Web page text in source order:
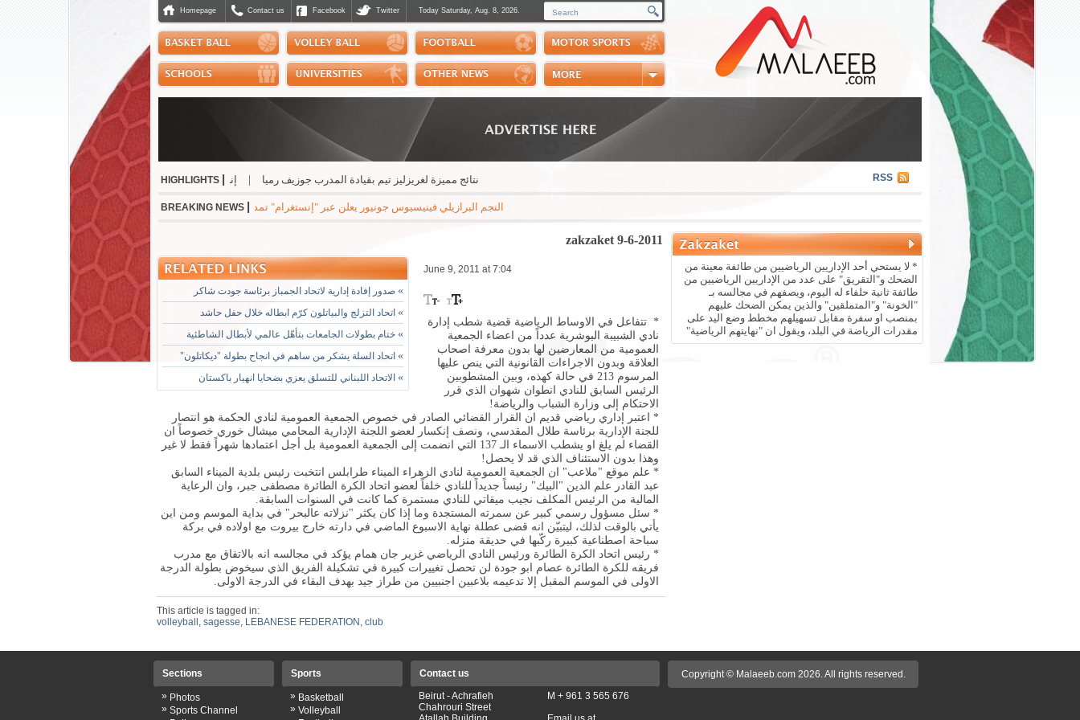
Homepage Contact us Facebook Twitter Today Saturday, Aug. 8, 2026.
Polls
Scores
Handball
HIGHLIGHTS |
إنجاز مشرّف للبنان دولياً في رياضة الجوجيتسو | نتائج مميزة لغريزليز تيم بقيادة المدرب جوزيف رميا RSS
BREAKING NEWS |
النجم البرازيلي فينيسيوس جونيور يعلن عبر "إنستغرام" تمديد عقده مع ريال مدريد الاسباني لست سنوات مقبلة براتب سنوي بقيمة 24
zakzaket 9-6-2011
» صدور إفادة إدارية لاتحاد الجمباز برئاسة جودت شاكر
» اتحاد التزلج والبياتلون كرّم ابطاله خلال حفل حاشد
» ختام بطولات الجامعات بتأهّل عالمي لأبطال الشاطئية
» اتحاد السلة يشكر من ساهم في انجاح بطولة "ديكاتلون"
» الاتحاد اللبناني للتسلق يعزي بضحايا انهيار باكستان
June 9, 2011 at 7:04
* تتفاعل في الاوساط الرياضية قضية شطب إدارة
نادي الشبيبة البوشرية عدداً من اعضاء الجمعية
العمومية من المعارضين لها بدون معرفة اصحاب
العلاقة وبدون الاجراءات القانونية التي ينص عليها
المرسوم 213 في حالة كهذه، وبين المشطوبين
الرئيس السابق للنادي انطوان شهوان الذي قرر
الاحتكام إلى وزارة الشباب والرياضة!
* اعتبر إداري رياضي قديم ان القرار القضائي الصادر في خصوص الجمعية العمومية لنادي الحكمة هو انتصار
للجنة الإدارية برئاسة طلال المقدسي، ونصف إنكسار لعضو اللجنة الإدارية المحامي ميشال خوري خصوصاً ان
القضاء لم يلغ او يشطب الاسماء الـ 137 التي انضمت إلى الجمعية العمومية بل أجل اعتمادها شهراً فقط لا غير
وهذا بدون الاستئناف الذي قد لا يحصل!
* علم موقع "ملاعب" ان الجمعية العمومية لنادي الزهراء الميناء طرابلس انتخبت رئيس بلدية الميناء السابق
عبد القادر علم الدين "البيك" رئيساً جديداً للنادي خلفاً لعضو اتحاد الكرة الطائرة مصطفى جبر، وان الرعاية
المالية من الرئيس المكلف نجيب ميقاتي للنادي مستمرة كما كانت في السنوات السابقة.
* سئل مسؤول رسمي كبير عن سمرته المستجدة وما إذا كان يكثر "نزلاته عالبحر" في بداية الموسم ومن اين
يأتي بالوقت لذلك، ليتبيّن انه قضى عطلة نهاية الاسبوع الماضي في دارته خارج بيروت مع اولاده في بركة
سباحة اصطناعية كبيرة ركّبها في حديقة منزله.
* رئيس اتحاد الكرة الطائرة ورئيس النادي الرياضي غزير جان همام يؤكد في مجالسه انه بالاتفاق مع مدرب
فريقه للكرة الطائرة عصام ابو جودة لن تحصل تغييرات كبيرة في تشكيلة الفريق الذي سيخوض بطولة الدرجة
الاولى في الموسم المقبل إلا تدعيمه بلاعبين اجنبيين من طراز جيد بهدف البقاء في الدرجة الاولى.
This article is tagged in:
volleyball , sagesse, LEBANESE FEDERATION , club
* لا يستحي أحد الإداريين الرياضيين من طائفة معينة من
الضحك و"التقريق" على عدد من الإداريين الرياضيين من
طائفة ثانية حلفاء له اليوم، ويصفهم في مجالسه بـ
"الخونة" و"المتملقين" والذين يمكن الضحك عليهم
بمنصب او سفرة مقابل تسهيلهم مخطط وضع اليد على
مقدرات الرياضة في البلد، ويقول ان "نهايتهم الرياضية"
Sections
» Photos
» Sports Channel
Sports
» Basketball
» Volleyball
Contact us
Beirut - Achrafieh
Chahrouri Street
M + 961 3 565 676
Copyright © Malaeeb.com 2026. All rights reserved.